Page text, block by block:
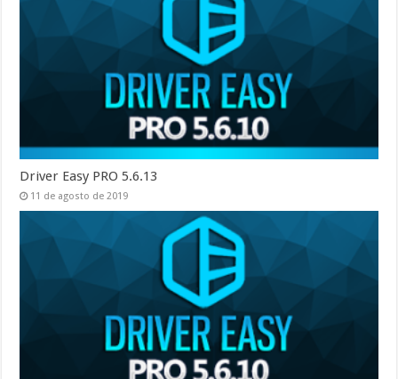
Driver Easy PRO 5.6.13
11 de agosto de 2019